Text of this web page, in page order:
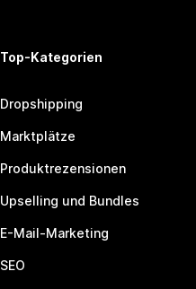
Top-Kategorien
Dropshipping
Marktplätze
Produktrezensionen
Upselling und Bundles
E-Mail-Marketing
SEO